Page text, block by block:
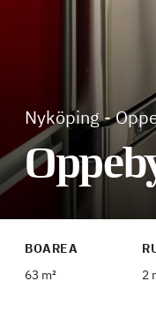
Nyköping-
BOAREA
63 m²
2